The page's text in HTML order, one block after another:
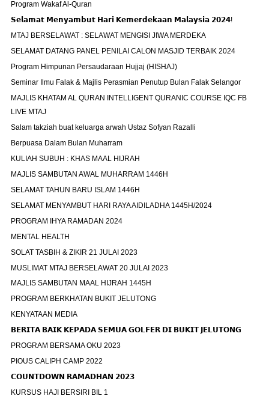
Program Wakaf Al-Quran
𝗦𝗲𝗹𝗮𝗺𝗮𝘁 𝗠𝗲𝗻𝘆𝗮𝗺𝗯𝘂𝘁 𝗛𝗮𝗿𝗶 𝗞𝗲𝗺𝗲𝗿𝗱𝗲𝗸𝗮𝗮𝗻 𝗠𝗮𝗹𝗮𝘆𝘀𝗶𝗮 𝟮𝟬𝟮𝟰!
MTAJ BERSELAWAT : SELAWAT MENGISI JIWA MERDEKA
SELAMAT DATANG PANEL PENILAI CALON MASJID TERBAIK 2024
Program Himpunan Persaudaraan Hujjaj (HISHAJ)
Seminar Ilmu Falak & Majlis Perasmian Penutup Bulan Falak Selangor
MAJLIS KHATAM AL QURAN INTELLIGENT QURANIC COURSE IQC FB
LIVE MTAJ
Salam takziah buat keluarga arwah Ustaz Sofyan Razalli
Berpuasa Dalam Bulan Muharram
KULIAH SUBUH : KHAS MAAL HIJRAH
MAJLIS SAMBUTAN AWAL MUHARRAM 1446H
SELAMAT TAHUN BARU ISLAM 1446H
SELAMAT MENYAMBUT HARI RAYA AIDILADHA 1445H/2024
PROGRAM IHYA RAMADAN 2024
MENTAL HEALTH
SOLAT TASBIH & ZIKIR 21 JULAI 2023
MUSLIMAT MTAJ BERSELAWAT 20 JULAI 2023
MAJLIS SAMBUTAN MAAL HIJRAH 1445H
PROGRAM BERKHATAN BUKIT JELUTONG
KENYATAAN MEDIA
𝗕𝗘𝗥𝗜𝗧𝗔 𝗕𝗔𝗜𝗞 𝗞𝗘𝗣𝗔𝗗𝗔 𝗦𝗘𝗠𝗨𝗔 𝗚𝗢𝗟𝗙𝗘𝗥 𝗗𝗜 𝗕𝗨𝗞𝗜𝗧 𝗝𝗘𝗟𝗨𝗧𝗢𝗡𝗚
PROGRAM BERSAMA OKU 2023
PIOUS CALIPH CAMP 2022
𝗖𝗢𝗨𝗡𝗧𝗗𝗢𝗪𝗡 𝗥𝗔𝗠𝗔𝗗𝗛𝗔𝗡 𝟮𝟬𝟮𝟯
KURSUS HAJI BERSIRI BIL 1